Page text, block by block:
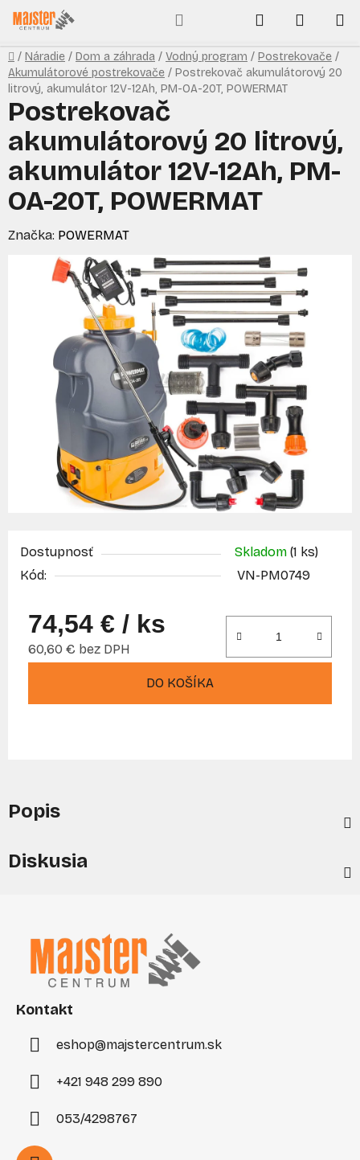
Prejsť
na
obsah
Hľadať
KOŠÍK
Domov
/ Náradie / Dom a záhrada / Vodný program / Postrekovače /
Akumulátorové postrekovače / Postrekovač akumulátorový 20
litrový, akumulátor 12V-12Ah, PM-OA-20T, POWERMAT
Dostupnosť Skladom (1 ks)
Kód:
VN-PM0749
74,54 € / ks
60,60 € bez DPH
DO KOŠÍKA
Postrekovač
akumulátorový 20 litrový,
akumulátor 12V-12Ah, PM-
OA-20T, POWERMAT
Značka: POWERMAT
Popis
Diskusia
Kontakt
eshop@majstercentrum.sk
+421 948 299 890
053/4298767